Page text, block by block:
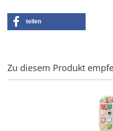
teilen
Zu diesem Produkt